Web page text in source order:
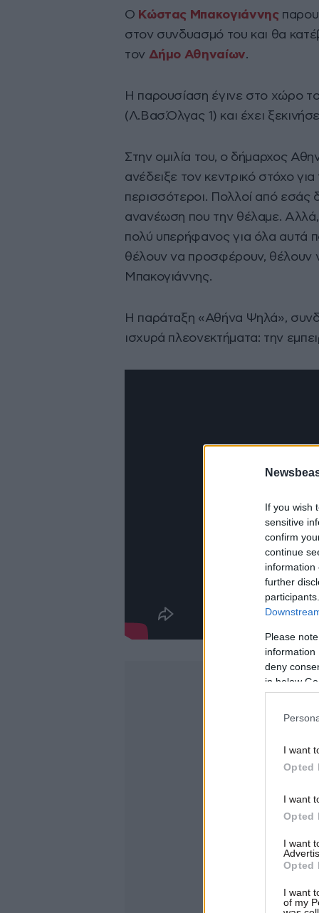
If you wish
sensitive
confirm
continue
information
further
Please
information
deny
in below
I want
Opted
I want
Opted
I want
Opted
I want
of my
Ο Κώστας Μπακογιάννης
στον συνδυασμό του και θα
τον Δήμο Αθηναίων.
Η παρουσίαση έγινε στο χώρο
(Λ.Βασ.Όλγας 1) και έχει
Στην ομιλία του, ο δήμαρχος
ανέδειξε τον κεντρικό στόχο
περισσότεροι. Πολλοί από εσάς
ανανέωση που την θέλαμε. Αλλά,
πολύ υπερήφανος για όλα αυτά
θέλουν να προσφέρουν, θέλουν
Μπακογιάννης.
Η παράταξη «Αθήνα Ψηλά»,
ισχυρά πλεονεκτήματα: την